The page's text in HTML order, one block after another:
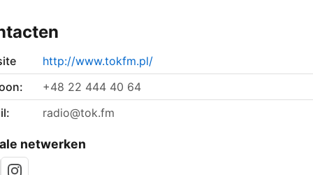
http://www.tokfm.pl/
+48 22 444 40 64
radio@tok.fm
netwerken